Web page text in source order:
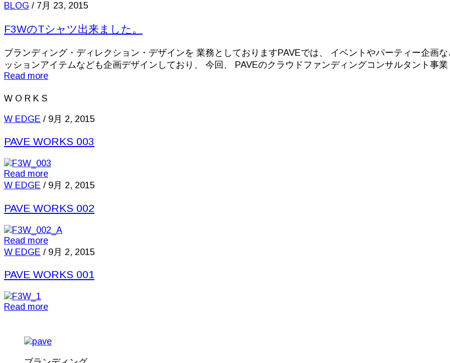
BLOG / 7月 23, 2015
F3WのTシャツ出来ました。
ブランディング・ディレクション・デザインを 業務としておりますPAVEでは、 イベントやパーティー企画
ッションアイテムなども企画デザインしており、 今回、 PAVEのクラウドファンディングコンサルタント事業
Read more
W O R K S
W EDGE / 9月 2, 2015
PAVE WORKS 003
Read more
W EDGE / 9月 2, 2015
PAVE WORKS 002
Read more
W EDGE / 9月 2, 2015
PAVE WORKS 001
Read more